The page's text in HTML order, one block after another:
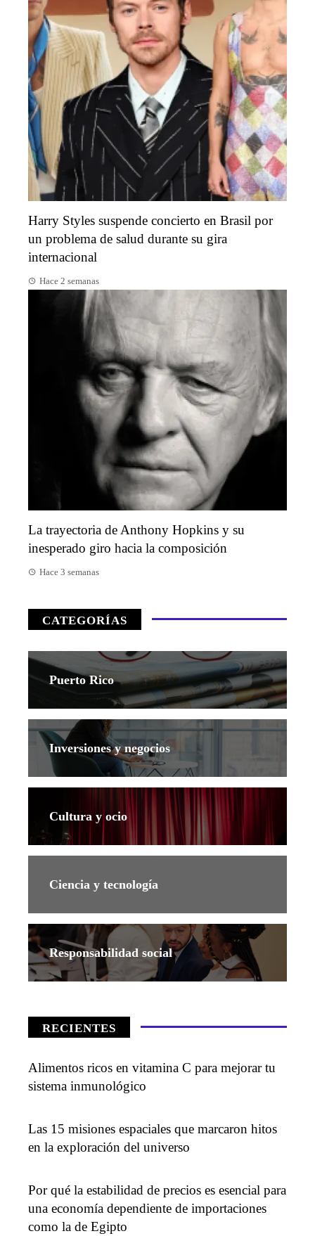
Harry Styles suspende concierto en Brasil por
un problema de salud durante su gira
internacional
Hace 2 semanas
La trayectoria de Anthony Hopkins y su
inesperado giro hacia la composición
Hace 3 semanas
CATEGORÍAS
Puerto Rico
Inversiones y negocios
Cultura y ocio
Ciencia y tecnología
Responsabilidad social
RECIENTES
Alimentos ricos en vitamina C para mejorar tu
sistema inmunológico
Las 15 misiones espaciales que marcaron hitos
en la exploración del universo
Por qué la estabilidad de precios es esencial para
una economía dependiente de importaciones
como la de Egipto